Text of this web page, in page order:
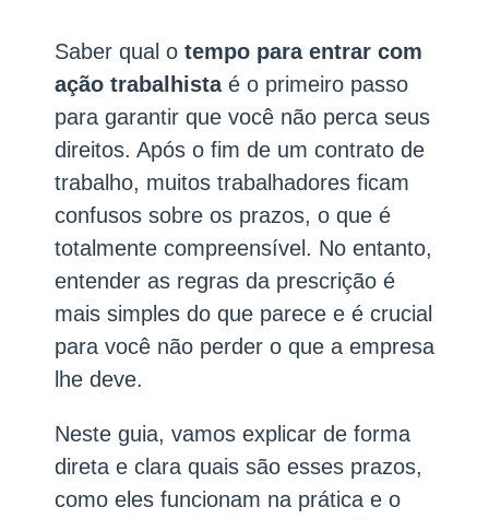
Saber qual o tempo para entrar com
ação trabalhistaé o primeiro passo
para garantir que você não perca seus
direitos. Após o fim de um contrato de
trabalho, muitos trabalhadores ficam
confusos sobre os prazos, o que é
totalmente compreensível. No entanto,
entender as regras da prescrição é
mais simples do que parece e é crucial
para você não perder o que a empresa
lhe deve.
Neste guia, vamos explicar de forma
direta e clara quais são esses prazos,
como eles funcionam na prática e o